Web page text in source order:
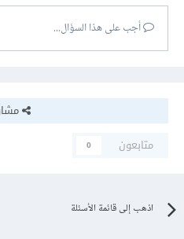
أجب على هذا السؤال...
متابعون
0
اذهب إلى قائمة الأسئلة